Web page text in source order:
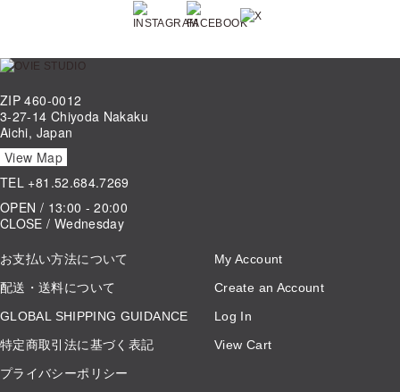
ZIP 460-0012
3-27-14 Chiyoda Nakaku
Aichi, Japan
View Map
TEL +81.52.684.7269
OPEN / 13:00 - 20:00
CLOSE / Wednesday
お支払い方法について
配送・送料について
GLOBAL SHIPPING GUIDANCE
特定商取引法に基づく表記
プライバシーポリシー
My Account
Create an Account
Log In
View Cart